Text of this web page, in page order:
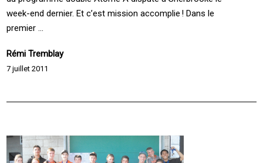
week-end dernier. Et c’est mission accomplie ! Dans le
premier ...
Rémi Tremblay
7 juillet 2011